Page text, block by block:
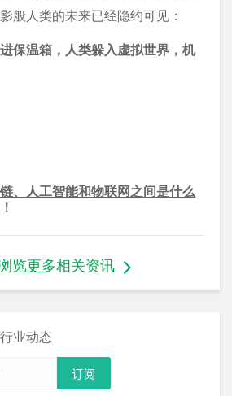
般人类的未来已经隐约可见：
保温箱，人类躲入虚拟世界，机
、人工智能和物联网之间是什么
览更多相关资讯
业动态